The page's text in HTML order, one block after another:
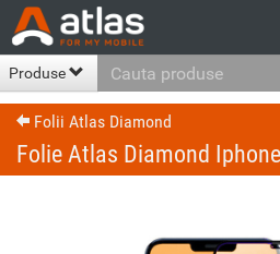
Produse
Folii Atlas Diamond
Folie Atlas Diamond